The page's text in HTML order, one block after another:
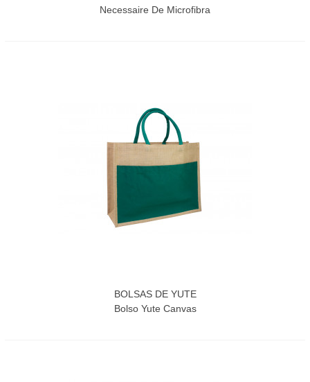
Necessaire De Microfibra
BOLSAS DE YUTE
Bolso Yute Canvas